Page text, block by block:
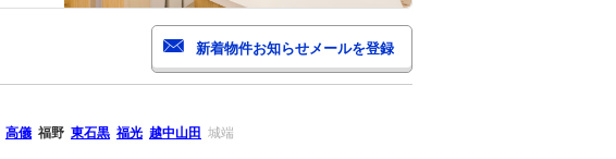
高儀 福野 東石黒 福光 越中山田 城端